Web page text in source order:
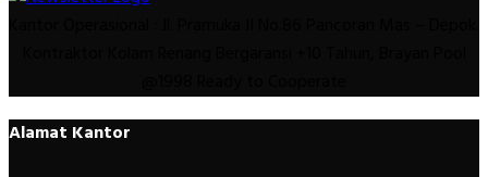
Alamat Kantor